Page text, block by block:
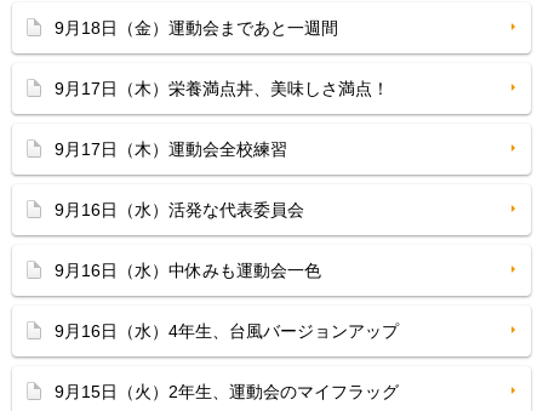
9月18日（金）運動会まであと一週間
9月17日（木）栄養満点丼、美味しさ満点！
9月17日（木）運動会全校練習
9月16日（水）活発な代表委員会
9月16日（水）中休みも運動会一色
9月16日（水）4年生、台風バージョンアップ
9月15日（火）2年生、運動会のマイフラッグ